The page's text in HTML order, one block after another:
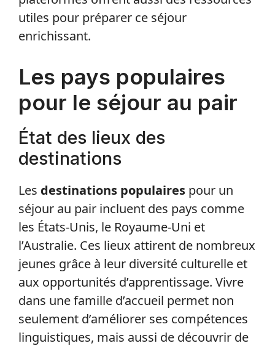
utiles pour préparer ce séjour
enrichissant.
Les pays populaires
pour le séjour au pair
État des lieux des
destinations
Les destinations populaires pour un
séjour au pair incluent des pays comme
les États-Unis, le Royaume-Uni et
l’Australie. Ces lieux attirent de nombreux
jeunes grâce à leur diversité culturelle et
aux opportunités d’apprentissage. Vivre
dans une famille d’accueil permet non
seulement d’améliorer ses compétences
linguistiques, mais aussi de découvrir de